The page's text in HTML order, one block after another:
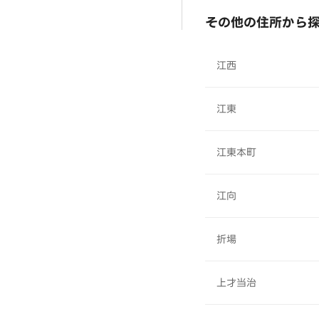
その他の住所から
江西
江東
江東本町
江向
折場
上才当治